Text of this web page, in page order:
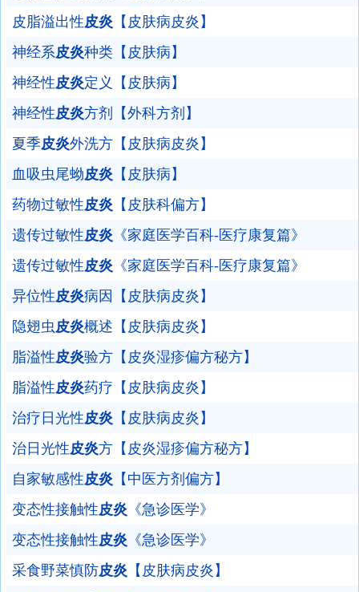
皮脂溢出性皮炎 【皮肤病皮炎】
神经系皮炎种类【皮肤病】
神经性皮炎定义【皮肤病】
神经性皮炎方剂【外科方剂】
夏季皮炎外洗方【皮肤病皮炎】
血吸虫尾蚴皮炎 【皮肤病】
药物过敏性皮炎 【皮肤科偏方】
遗传过敏性皮炎 《家庭医学百科-医疗康复篇》
遗传过敏性皮炎 《家庭医学百科-医疗康复篇》
异位性皮炎病因【皮肤病皮炎】
隐翅虫皮炎概述【皮肤病皮炎】
脂溢性皮炎验方【皮炎湿疹偏方秘方】
脂溢性皮炎药疗【皮肤病皮炎】
治疗日光性皮炎 【皮肤病皮炎】
治日光性皮炎方【皮炎湿疹偏方秘方】
自家敏感性皮炎 【中医方剂偏方】
变态性接触性皮炎 《急诊医学》
变态性接触性皮炎 《急诊医学》
采食野菜慎防皮炎 【皮肤病皮炎】